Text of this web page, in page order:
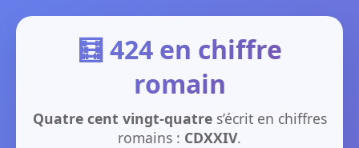
🧮 424 en chiffre
romain
Quatre cent vingt-quatres’écrit en chiffres
romains : CDXXIV.